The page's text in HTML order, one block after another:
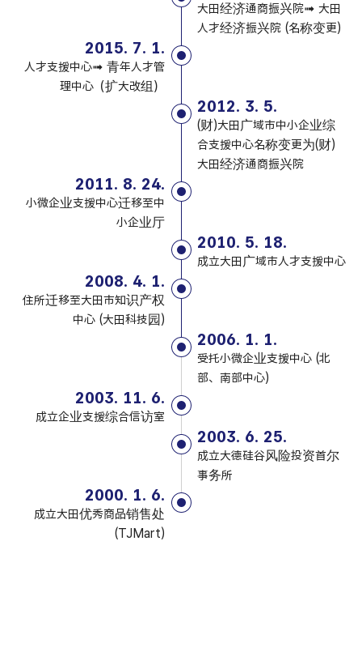
大田经济通商振兴院➟ 大田
人才经济振兴院 (名称变更)
2015. 7. 1.
人才支援中心➟ 青年人才管
理中心（扩大改组）
2012. 3. 5.
(财)大田广域市中小企业综
合支援中心名称变更为(财)
大田经济通商振兴院
2011. 8. 24.
小微企业支援中心迁移至中
小企业厅
2010. 5. 18.
成立大田广域市人才支援中心
2008. 4. 1.
住所迁移至大田市知识产权
中心 (大田科技园)
2006. 1. 1.
受托小微企业支援中心 (北
部、南部中心)
2003. 11. 6.
成立企业支援综合信访室
2003. 6. 25.
成立大德硅谷风险投资首尔
事务所
2000. 1. 6.
成立大田优秀商品销售处
(TJMart)